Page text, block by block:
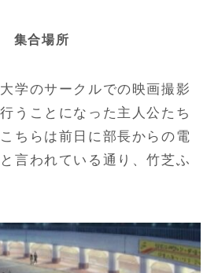
集合場所
学のサークルでの映画撮影
うことになった主人公たち
ちらは前日に部長からの電
言われている通り、竹芝ふ